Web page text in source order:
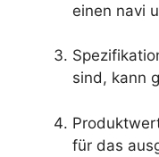
einen navi
sind, kann
für das